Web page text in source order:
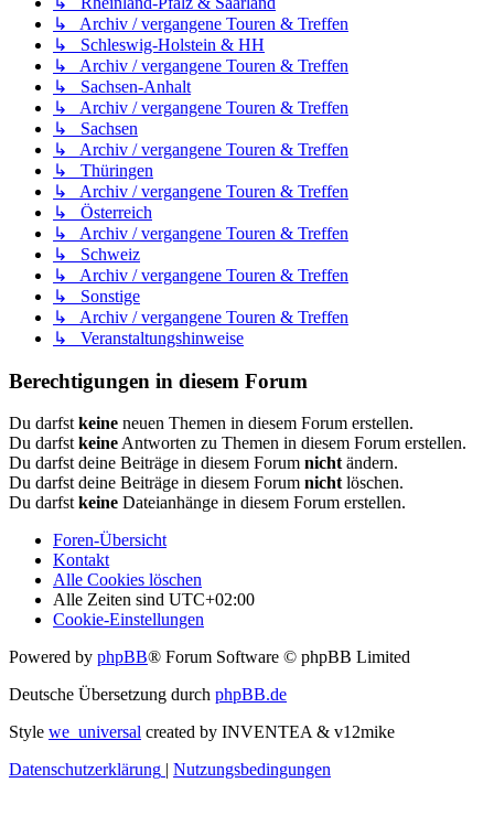
↳ Archiv / vergangene Touren & Treffen
↳ Schleswig-Holstein & HH
↳ Archiv / vergangene Touren & Treffen
↳ Sachsen-Anhalt
↳ Archiv / vergangene Touren & Treffen
↳ Sachsen
↳ Archiv / vergangene Touren & Treffen
↳ Thüringen
↳ Archiv / vergangene Touren & Treffen
↳ Österreich
↳ Archiv / vergangene Touren & Treffen
↳ Schweiz
↳ Archiv / vergangene Touren & Treffen
↳ Sonstige
↳ Archiv / vergangene Touren & Treffen
↳ Veranstaltungshinweise
Berechtigungen in diesem Forum
Du darfst keine neuen Themen in diesem Forum erstellen.
Du darfst keine Antworten zu Themen in diesem Forum erstellen.
Du darfst deine Beiträge in diesem Forum nicht ändern.
Du darfst deine Beiträge in diesem Forum nicht löschen.
Du darfst keine Dateianhänge in diesem Forum erstellen.
Foren-Übersicht
Kontakt
Alle Cookies löschen
Alle Zeiten sind UTC+02:00
Cookie-Einstellungen
Powered by phpBB® Forum Software © phpBB Limited
Deutsche Übersetzung durch phpBB.de
Style we_universal created by INVENTEA & v12mike
Datenschutzerklärung | Nutzungsbedingungen